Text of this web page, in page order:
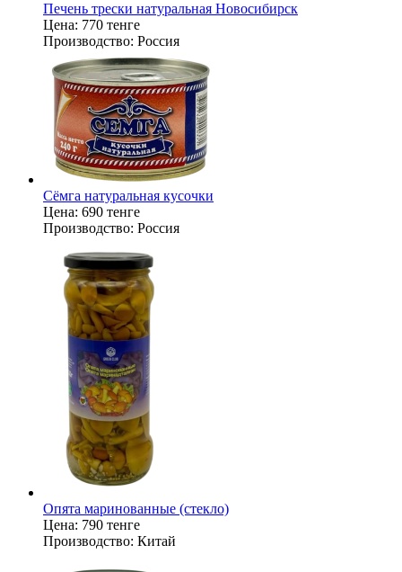
Печень трески натуральная Новосибирск
Цена: 770 тенге
Производство: Россия
Сёмга натуральная кусочки
Цена: 690 тенге
Производство: Россия
Опята маринованные (стекло)
Цена: 790 тенге
Производство: Китай